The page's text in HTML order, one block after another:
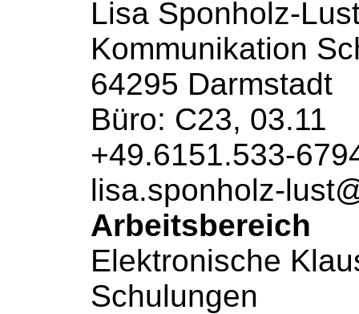
Lisa Sponholz-
Kommunikation
64295 Darmstadt
Büro: C23, 03.11
+49.6151.533-
lisa.sponholz-
Arbeitsbereich
Elektronische
Schulungen